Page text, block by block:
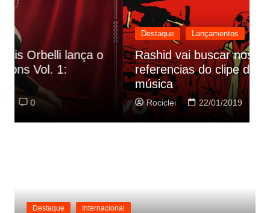
Destaque Lançamentos
Rashid vai buscar nos HQs as
referencias do clipe de sua nova
música
Rociclei 22/01/2019 0
Destaque Internacional